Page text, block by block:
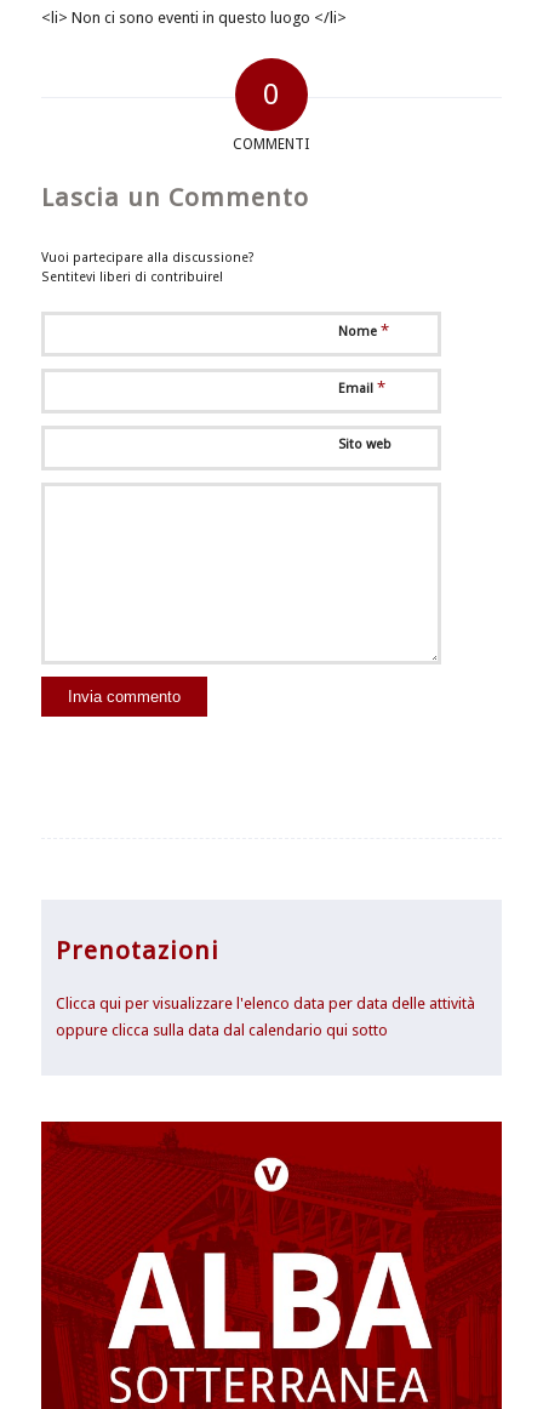
<li> Non ci sono eventi in questo luogo </li>
0
COMMENTI
Lascia un Commento
Vuoi partecipare alla discussione?
Sentitevi liberi di contribuire!
Nome *
Email *
Sito web
Prenotazioni
Clicca qui per visualizzare l'elenco data per data delle attività
oppure clicca sulla data dal calendario qui sotto